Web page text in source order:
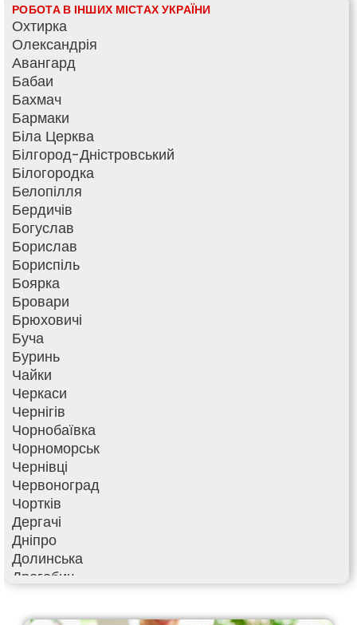
РОБОТА В ІНШИХ МІСТАХ УКРАЇНИ
Охтирка
Олександрія
Авангард
Бабаи
Бахмач
Бармаки
Біла Церква
Білгород-Дністровський
Білогородка
Белопілля
Бердичів
Богуслав
Борислав
Бориспіль
Боярка
Бровари
Брюховичі
Буча
Буринь
Чайки
Черкаси
Чернігів
Чорнобаївка
Чорноморськ
Чернівці
Червоноград
Чортків
Дергачі
Дніпро
Долинська
Дрогобич
Фонтанка